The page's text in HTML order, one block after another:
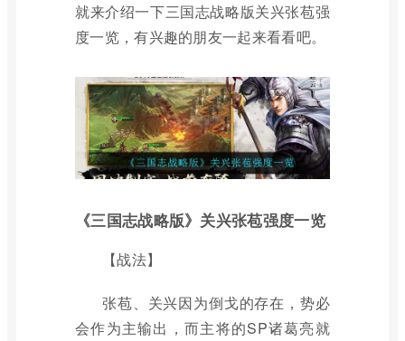
就来介绍一下三国志战略版关兴张苞强
度一览，有兴趣的朋友一起来看看吧。
《三国志战略版》关兴张苞强度一览
【战法】
张苞、关兴因为倒戈的存在，势必
会作为主输出，而主将的SP诸葛亮就